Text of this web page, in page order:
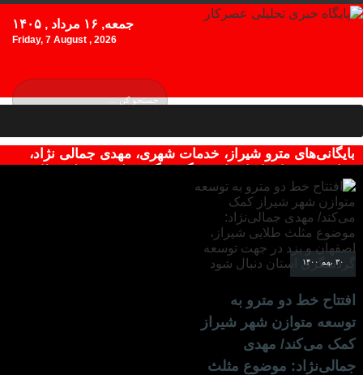
جمعه, ۱۶ مرداد , ۱۴۰۵
Friday, 7 August , 2026
بایگانی‌های مترو شیراز، خدمات شهری، مهدی جمالی نژاد،
پایگاه خبری تحلیلی عصرکار
۳۰ بهم ۱۴۰۰
افتتاح خط دو مترو به
توسعه متوازن شهر شیراز
کمک می‌کند/ مهدی
جمالی‌نژاد: موضوع مثلث